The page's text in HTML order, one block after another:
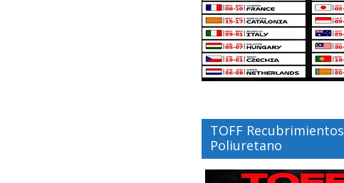
TOFF Recubrimientos
Poliuretano